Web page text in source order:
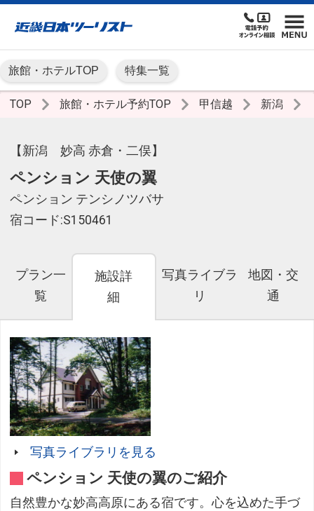
旅館・ホテルTOP 特集一覧
TOP 旅館・ホテル予約TOP 甲信越 新潟
【新潟 妙高 赤倉・二俣】
ペンション 天使の翼
ペンション テンシノツバサ
宿コード:S150461
プラン一
覧
施設詳
細
写真ライブラ
リ
地図・交
通
写真ライブラリを見る
ペンション 天使の翼のご紹介
自然豊かな妙高高原にある宿です。心を込めた手づ